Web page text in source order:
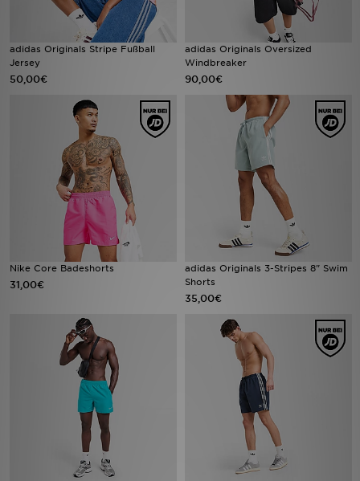
adidas Originals Stripe Fußball
Jersey
50,00€
adidas Originals Oversized
Windbreaker
90,00€
Nike Core Badeshorts
31,00€
adidas Originals 3-Stripes 8" Swim
Shorts
35,00€
Lade die APP
Filialfinder
Hilfe & Kontakt
Geschenkgutschein
Studenten
Blog